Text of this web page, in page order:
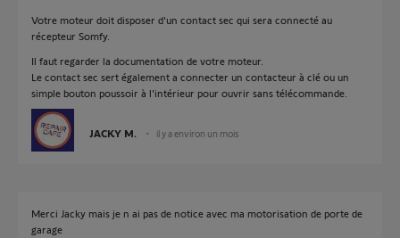
Votre moteur doit disposer d'un contact sec qui sera connecté au
récepteur Somfy.
Il faut regarder la documentation de votre moteur.
Le contact sec sert également a connecter un contacteur à clé ou un
simple bouton poussoir à l'intérieur pour ouvrir sans télécommande.
JACKY M. il y a environ un mois
Merci Jacky mais je n ai pas de notice avec ma motorisation de porte de
garage